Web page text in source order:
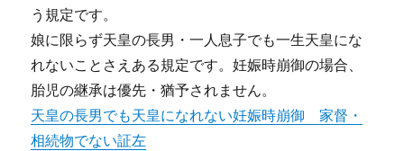
う規定です。
娘に限らず天皇の長男・一人息子でも一生天皇にな
れないことさえある規定です。妊娠時崩御の場合、
胎児の継承は優先・猶予されません。
天皇の長男でも天皇になれない妊娠時崩御 家督・
相続物でない証左